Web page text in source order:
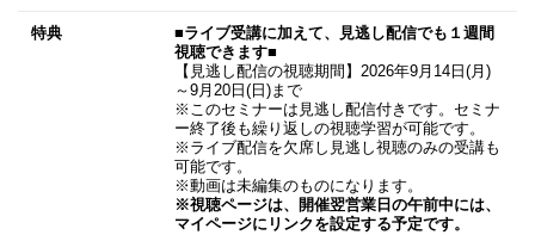
特典
■ライブ受講に加えて、見逃し配信でも１週間
視聴できます■
【見逃し配信の視聴期間】2026年9月14日(月)
～9月20日(日)まで
※このセミナーは見逃し配信付きです。セミナ
ー終了後も繰り返しの視聴学習が可能です。
※ライブ配信を欠席し見逃し視聴のみの受講も
可能です。
※動画は未編集のものになります。
※視聴ページは、開催翌営業日の午前中には、
マイページにリンクを設定する予定です。